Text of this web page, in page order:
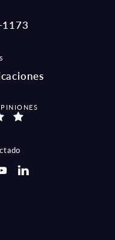
Law Group on the
OPINIONES: